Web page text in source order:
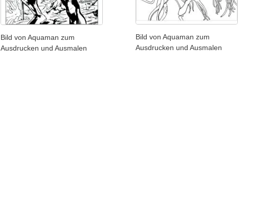
Bild von Aquaman zum
Ausdrucken und Ausmalen
Bild von Aquaman zum
Ausdrucken und Ausmalen